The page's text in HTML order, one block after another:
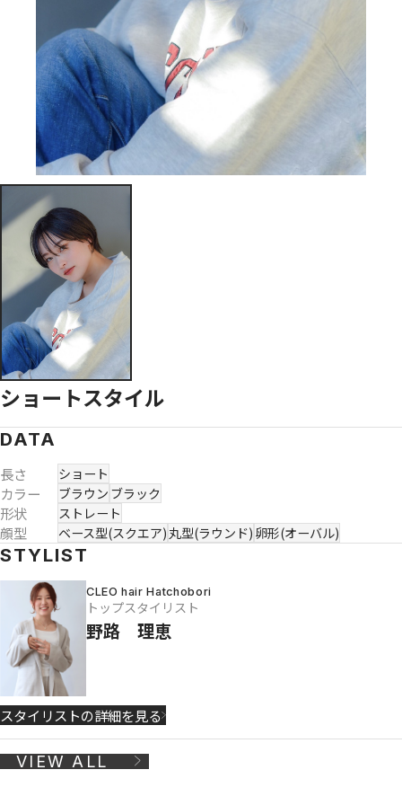
ショートスタイル
DATA
長さ ショート
カラー ブラウン ブラック
形状 ストレート
顔型 ベース型(スクエア) 丸型(ラウンド) 卵形(オーバル)
STYLIST
CLEO hair Hatchobori
トップスタイリスト
野路 理恵
スタイリストの詳細を見る
VIEW ALL